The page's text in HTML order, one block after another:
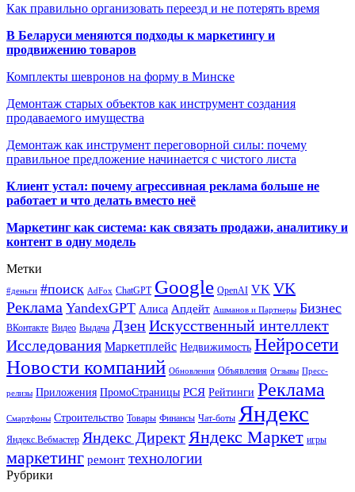
Как правильно организовать переезд и не потерять время
В Беларуси меняются подходы к маркетингу и
продвижению товаров
Комплекты шевронов на форму в Минске
Демонтаж старых объектов как инструмент создания
продаваемого имущества
Демонтаж как инструмент переговорной силы: почему
правильное предложение начинается с чистого листа
Клиент устал: почему агрессивная реклама больше не
работает и что делать вместо неё
Маркетинг как система: как связать продажи, аналитику и
контент в одну модель
Метки
#деньги #поиск AdFox ChatGPT Google OpenAI VK VK
Реклама YandexGPT Алиса Апдейт Ашманов и Партнеры Бизнес
ВКонтакте Видео Выдача ДзенИскусственный интеллект
Исследования Маркетплейс Недвижимость Нейросети
Новости компаний Обновления Объявления Отзывы Пресс-
релизы Приложения ПромоСтраницы РСЯ Рейтинги Реклама
Смартфоны Строительство Товары Финансы Чат-боты Яндекс
Яндекс.Вебмастер Яндекс Директ Яндекс Маркет игры
маркетинг ремонт технологии
Рубрики